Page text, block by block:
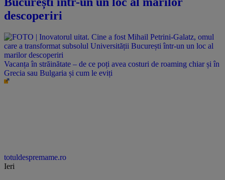
descoperiri
Vacanța în străinătate – de ce poți avea costuri de roaming chiar și în
Grecia sau Bulgaria și cum le eviți
totuldespremame.ro
Ieri